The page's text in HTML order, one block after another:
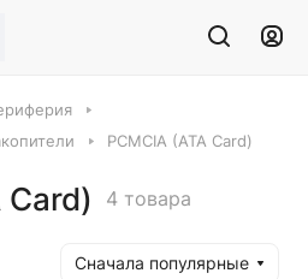
PCMCIA (ATA Card)
Card) 4 товара
Сначала популярные